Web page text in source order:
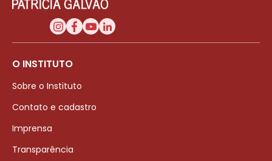
O INSTITUTO
Sobre o Instituto
Contato e cadastro
Imprensa
Transparência